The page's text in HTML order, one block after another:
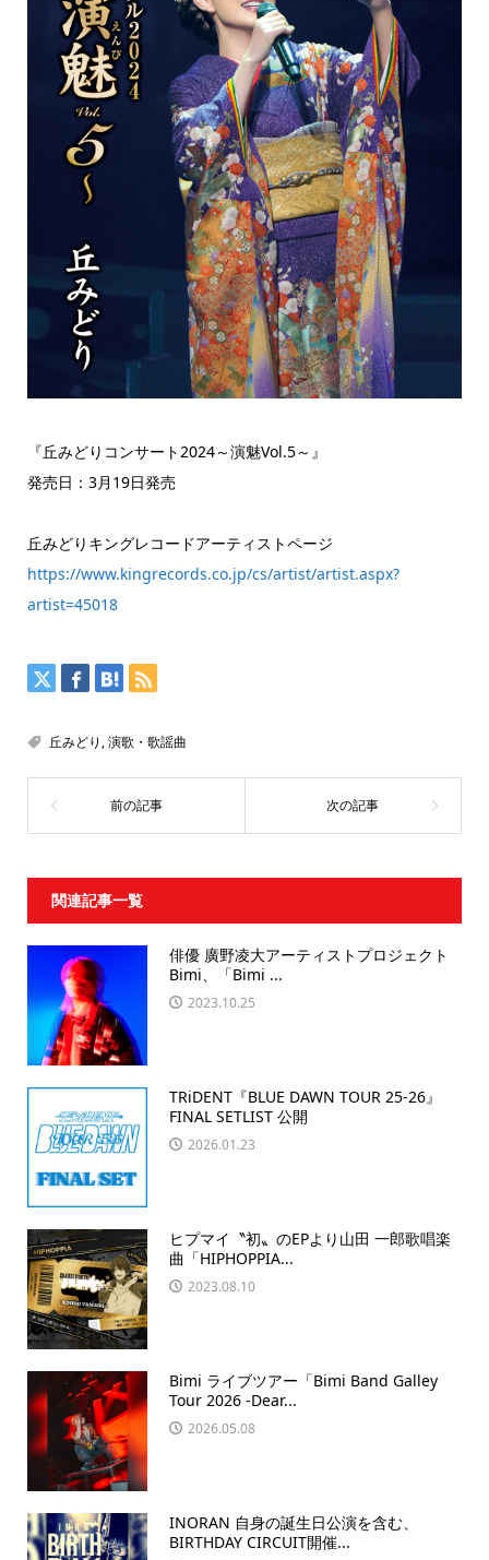
『丘みどりコンサート2024～演魅Vol.5～』
発売日：3月19日発売
丘みどりキングレコードアーティストページ
https://www.kingrecords.co.jp/cs/artist/artist.aspx?
artist=45018
丘みどり ,演歌・歌謡曲
関連記事一覧
俳優 廣野凌大アーティストプロジェクト
Bimi、「Bimi ...
2023.10.25
TRiDENT『BLUE DAWN TOUR 25-26』
FINAL SETLIST 公開
2026.01.23
ヒプマイ〝初〟のEPより山田 一郎歌唱楽
曲「HIPHOPPIA...
2023.08.10
Bimi ライブツアー「Bimi Band Galley
Tour 2026 -Dear...
2026.05.08
INORAN 自身の誕生日公演を含む、
BIRTHDAY CIRCUIT開催...